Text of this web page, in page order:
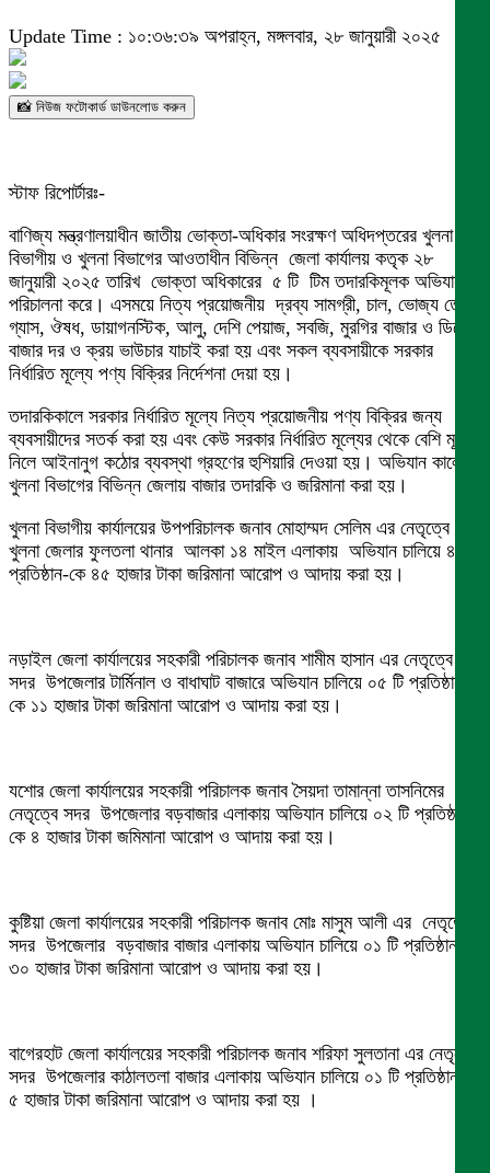
Update Time : ১০:৩৬:৩৯ অপরাহ্ন, মঙ্গলবার, ২৮ জানুয়ারী ২০২৫
📸 নিউজ ফটোকার্ড ডাউনলোড করুন
স্টাফ রিপোর্টারঃ-
বাণিজ্য মন্ত্রণালয়াধীন জাতীয় ভোক্তা-অধিকার সংরক্ষণ অধিদপ্তরের খুলনা
বিভাগীয় ও খুলনা বিভাগের আওতাধীন বিভিন্ন জেলা কার্যালয় কতৃক ২৮
জানুয়ারী ২০২৫ তারিখ ভোক্তা অধিকারের ৫ টি টিম তদারকিমূলক অভিযান
পরিচালনা করে। এসময়ে নিত্য প্রয়োজনীয় দ্রব্য সামগ্রী, চাল, ভোজ্য তেল,
গ্যাস, ঔষধ, ডায়াগনস্টিক, আলু, দেশি পেয়াজ, সবজি, মুরগির বাজার ও ডিমের
বাজার দর ও ক্রয় ভাউচার যাচাই করা হয় এবং সকল ব্যবসায়ীকে সরকার
নির্ধারিত মূল্যে পণ্য বিক্রির নির্দেশনা দেয়া হয়।
তদারকিকালে সরকার নির্ধারিত মূল্যে নিত্য প্রয়োজনীয় পণ্য বিক্রির জন্য
ব্যবসায়ীদের সতর্ক করা হয় এবং কেউ সরকার নির্ধারিত মূল্যের থেকে বেশি মূল্য
নিলে আইনানুগ কঠোর ব্যবস্থা গ্রহণের হুশিয়ারি দেওয়া হয়। অভিযান কালে
খুলনা বিভাগের বিভিন্ন জেলায় বাজার তদারকি ও জরিমানা করা হয়।
খুলনা বিভাগীয় কার্যালয়ের উপপরিচালক জনাব মোহাম্মদ সেলিম এর নেতৃত্বে
খুলনা জেলার ফুলতলা থানার আলকা ১৪ মাইল এলাকায় অভিযান চালিয়ে ৪টি
প্রতিষ্ঠান-কে ৪৫ হাজার টাকা জরিমানা আরোপ ও আদায় করা হয়।
নড়াইল জেলা কার্যালয়ের সহকারী পরিচালক জনাব শামীম হাসান এর নেতৃত্বে
সদর উপজেলার টার্মিনাল ও বাধাঘাট বাজারে অভিযান চালিয়ে ০৫ টি প্রতিষ্ঠান-
কে ১১ হাজার টাকা জরিমানা আরোপ ও আদায় করা হয়।
যশোর জেলা কার্যালয়ের সহকারী পরিচালক জনাব সৈয়দা তামান্না তাসনিমের
নেতৃত্বে সদর উপজেলার বড়বাজার এলাকায় অভিযান চালিয়ে ০২ টি প্রতিষ্ঠান-
কে ৪ হাজার টাকা জমিমানা আরোপ ও আদায় করা হয়।
কুষ্টিয়া জেলা কার্যালয়ের সহকারী পরিচালক জনাব মোঃ মাসুম আলী এর নেতৃত্বে
সদর উপজেলার বড়বাজার বাজার এলাকায় অভিযান চালিয়ে ০১ টি প্রতিষ্ঠান-কে
৩০ হাজার টাকা জরিমানা আরোপ ও আদায় করা হয়।
বাগেরহাট জেলা কার্যালয়ের সহকারী পরিচালক জনাব শরিফা সুলতানা এর নেতৃত্বে
সদর উপজেলার কাঠালতলা বাজার এলাকায় অভিযান চালিয়ে ০১ টি প্রতিষ্ঠান-কে
৫ হাজার টাকা জরিমানা আরোপ ও আদায় করা হয় ।